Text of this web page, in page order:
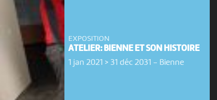
EXPOSITION
ATELIER: BIENNE ET SON HISTOIRE
1 jan 2021 > 31 déc 2031 - Bienne